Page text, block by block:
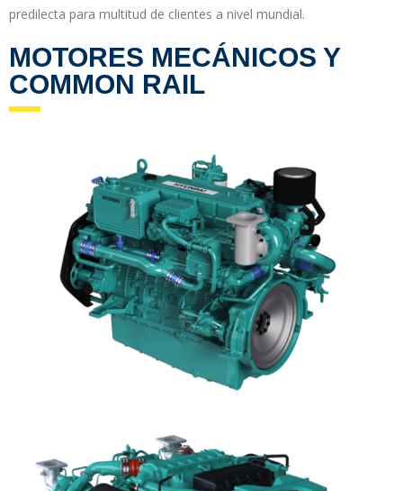
predilecta para multitud de clientes a nivel mundial.
MOTORES MECÁNICOS Y
COMMON RAIL